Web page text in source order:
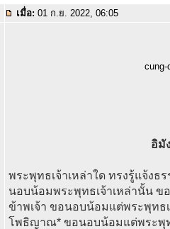
เมื่อ: 01 ก.ย. 2022, 06:05
cung-
อิมั
พระพุทธเจ้าเหล่าใด ทรงรู้แจ้งธ
นอบน้อมพระพุทธเจ้าเหล่านั้น ข
ข้าพเจ้า ขอนอบน้อมแต่พระพุท
โพธิญาณ* ขอนอบน้อมแต่พระพุ